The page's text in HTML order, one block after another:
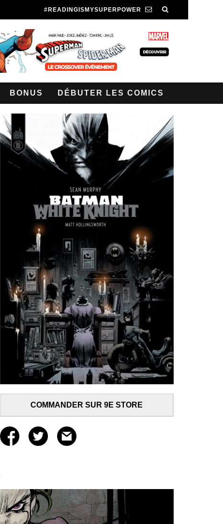
#READINGISMYSUPERPOWER
BONUS DÉBUTER LES COMICS
COMMANDER SUR 9E STORE